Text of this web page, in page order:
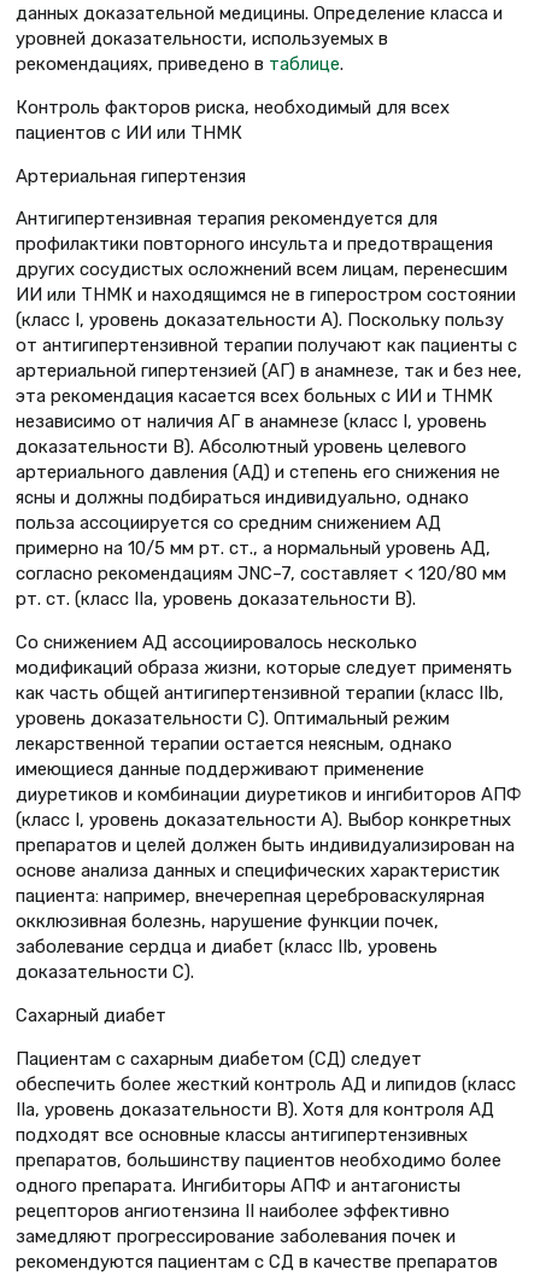
данных доказательной медицины. Определение класса и
уровней доказательности, используемых в
рекомендациях, приведено в таблице.
Контроль факторов риска, необходимый для всех
пациентов с ИИ или ТНМК
Артериальная гипертензия
Антигипертензивная терапия рекомендуется для
профилактики повторного инсульта и предотвращения
других сосудистых осложнений всем лицам, перенесшим
ИИ или ТНМК и находящимся не в гиперостром состоянии
(класс I, уровень доказательности А). Поскольку пользу
от антигипертензивной терапии получают как пациенты с
артериальной гипертензией (АГ) в анамнезе, так и без нее,
эта рекомендация касается всех больных с ИИ и ТНМК
независимо от наличия АГ в анамнезе (класс I, уровень
доказательности В). Абсолютный уровень целевого
артериального давления (АД) и степень его снижения не
ясны и должны подбираться индивидуально, однако
польза ассоциируется со средним снижением АД
примерно на 10/5 мм рт. ст., а нормальный уровень АД,
согласно рекомендациям JNC–7, составляет < 120/80 мм
рт. ст. (класс IIа, уровень доказательности В).
Со снижением АД ассоциировалось несколько
модификаций образа жизни, которые следует применять
как часть общей антигипертензивной терапии (класс IIb,
уровень доказательности C). Оптимальный режим
лекарственной терапии остается неясным, однако
имеющиеся данные поддерживают применение
диуретиков и комбинации диуретиков и ингибиторов АПФ
(класс I, уровень доказательности А). Выбор конкретных
препаратов и целей должен быть индивидуализирован на
основе анализа данных и специфических характеристик
пациента: например, внечерепная цереброваскулярная
окклюзивная болезнь, нарушение функции почек,
заболевание сердца и диабет (класс IIb, уровень
доказательности С).
Сахарный диабет
Пациентам с сахарным диабетом (СД) следует
обеспечить более жесткий контроль АД и липидов (класс
IIа, уровень доказательности В). Хотя для контроля АД
подходят все основные классы антигипертензивных
препаратов, большинству пациентов необходимо более
одного препарата. Ингибиторы АПФ и антагонисты
рецепторов ангиотензина II наиболее эффективно
замедляют прогрессирование заболевания почек и
рекомендуются пациентам с СД в качестве препаратов